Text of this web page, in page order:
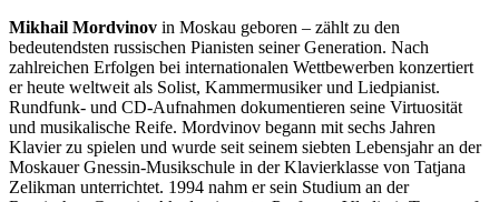
Mikhail Mordvinov in Moskau geboren – zählt zu den
bedeutendsten russischen Pianisten seiner Generation. Nach
zahlreichen Erfolgen bei internationalen Wettbewerben konzertiert
er heute weltweit als Solist, Kammermusiker und Liedpianist.
Rundfunk- und CD-Aufnahmen dokumentieren seine Virtuosität
und musikalische Reife. Mordvinov begann mit sechs Jahren
Klavier zu spielen und wurde seit seinem siebten Lebensjahr an der
Moskauer Gnessin-Musikschule in der Klavierklasse von Tatjana
Zelikman unterrichtet. 1994 nahm er sein Studium an der